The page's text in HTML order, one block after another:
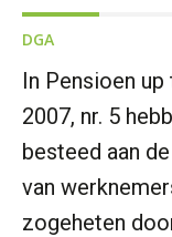
DGA
In Pensioen
2007, nr. 5
besteed aan
van
zogeheten